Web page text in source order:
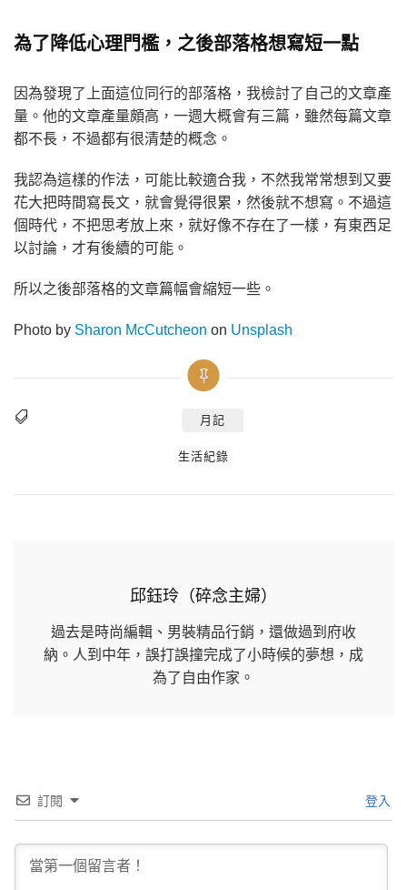
為了降低心理門檻，之後部落格想寫短一點
因為發現了上面這位同行的部落格，我檢討了自己的文章產
量。他的文章產量頗高，一週大概會有三篇，雖然每篇文章
都不長，不過都有很清楚的概念。
我認為這樣的作法，可能比較適合我，不然我常常想到又要
花大把時間寫長文，就會覺得很累，然後就不想寫。不過這
個時代，不把思考放上來，就好像不存在了一樣，有東西足
以討論，才有後續的可能。
所以之後部落格的文章篇幅會縮短一些。
Photo by Sharon McCutcheon on Unsplash
Tags
月記
Categories
生活紀錄
邱鈺玲（碎念主婦）
過去是時尚編輯、男裝精品行銷，還做過到府收
納。人到中年，誤打誤撞完成了小時候的夢想，成
為了自由作家。
訂閱 登入